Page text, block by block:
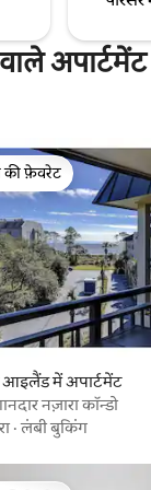
अपार्टमेंट
टॉप फ़ेवरेट
की फ़ेवरेट
आइलैंड में अपार्टमेंट
नज़ारा कॉन्डो
·लंबी बुकिंग